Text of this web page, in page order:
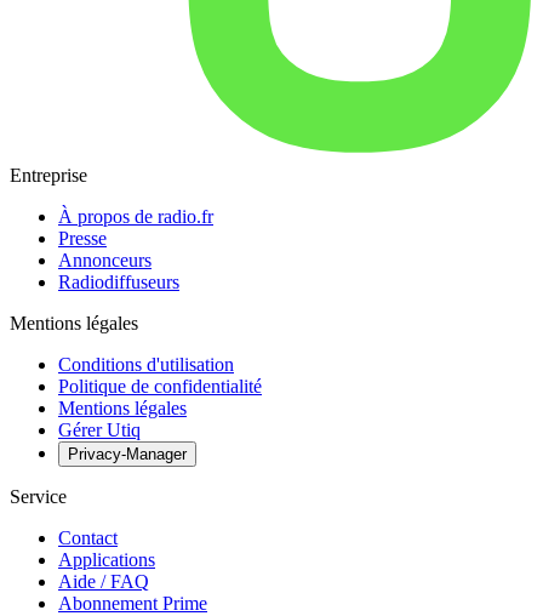
Entreprise
À propos de radio.fr
Presse
Annonceurs
Radiodiffuseurs
Mentions légales
Conditions d'utilisation
Politique de confidentialité
Mentions légales
Gérer Utiq
Privacy-Manager
Service
Contact
Applications
Aide / FAQ
Abonnement Prime